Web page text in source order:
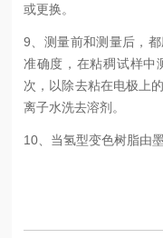
或更换。
9、测量前和测量后，
准确度，在粘稠试样中
次，以除去粘在电极上
离子水洗去溶剂。
10、当氢型变色树脂由